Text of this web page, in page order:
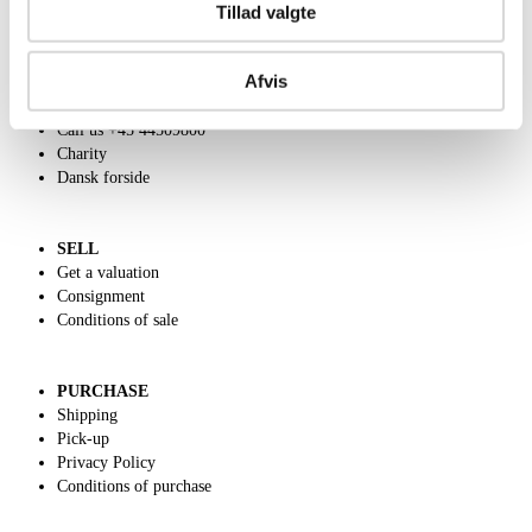
Tillad valgte
Afvis
Contact and Opening Hours
Call us +45 44509800
Charity
Dansk forside
SELL
Get a valuation
Consignment
Conditions of sale
PURCHASE
Shipping
Pick-up
Privacy Policy
Conditions of purchase